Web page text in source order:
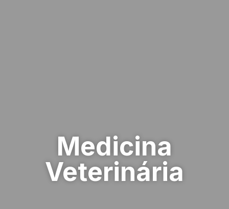
Medicina
Veterinária